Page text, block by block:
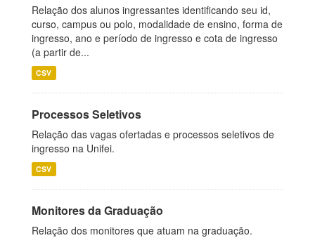
Relação dos alunos ingressantes identificando seu id,
curso, campus ou polo, modalidade de ensino, forma de
ingresso, ano e período de ingresso e cota de ingresso
(a partir de...
CSV
Processos Seletivos
Relação das vagas ofertadas e processos seletivos de
ingresso na Unifei.
CSV
Monitores da Graduação
Relação dos monitores que atuam na graduação.